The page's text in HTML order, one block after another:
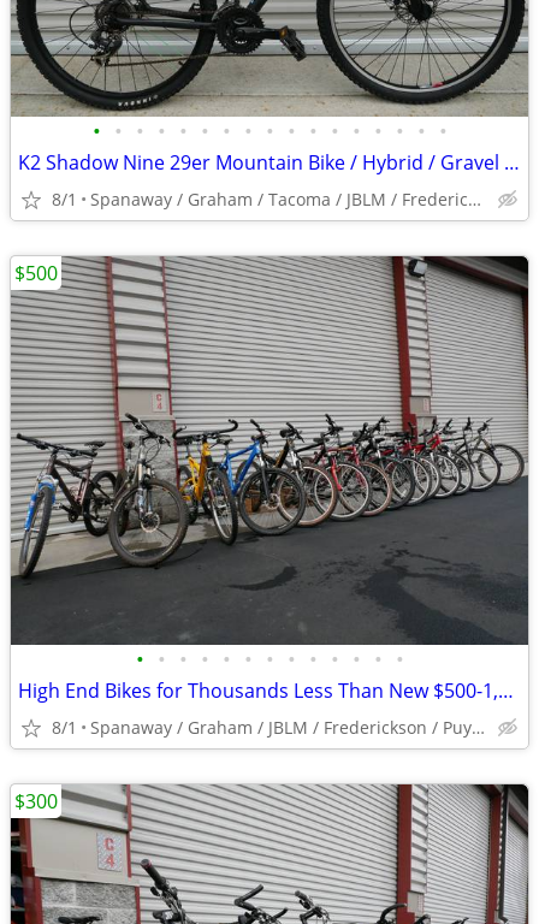
• • • • • • • • • • • • • • • • •
K2 Shadow Nine 29er Mountain Bike / Hybrid / Gravel / Commuter / City
8/1 Spanaway / Graham / Tacoma / JBLM / Frederickson / Puyallup
• • • • • • • • • • • • •
High End Bikes for Thousands Less Than New $500-1,000
8/1 Spanaway / Graham / JBLM / Frederickson / Puyallup
$500
$300